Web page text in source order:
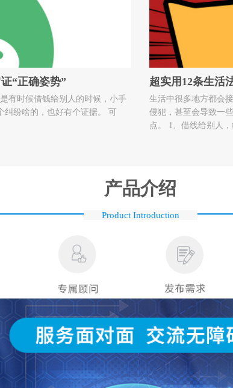
“正确姿势”
有时候借钱给别人的时候，小手
纷啥的，也好有个证据。 可
超实用12条生活
生活中很多地方都会
侵犯，甚至会导致一
点。 1、借线给别人
产品介绍
Product Introduction